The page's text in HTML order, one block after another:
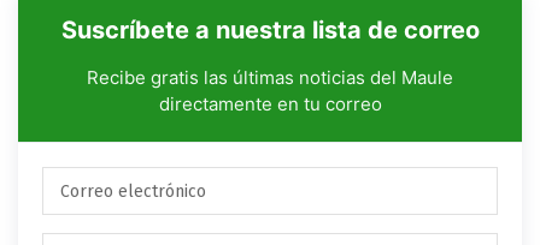
Suscríbete a nuestra lista de correo
Recibe gratis las últimas noticias del Maule
directamente en tu correo